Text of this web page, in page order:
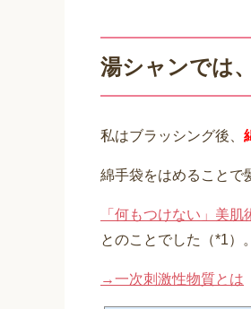
湯シャンでは
私はブラッシング後、
綿手袋をはめることで
「何もつけない」美肌
とのことでした（*1）。
→一次刺激性物質とは